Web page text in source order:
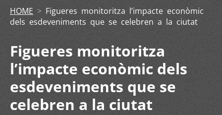
HOME > Figueres monitoritza l’impacte econòmic
dels esdeveniments que se celebren a la ciutat
Figueres monitoritza
l’impacte econòmic dels
esdeveniments que se
celebren a la ciutat